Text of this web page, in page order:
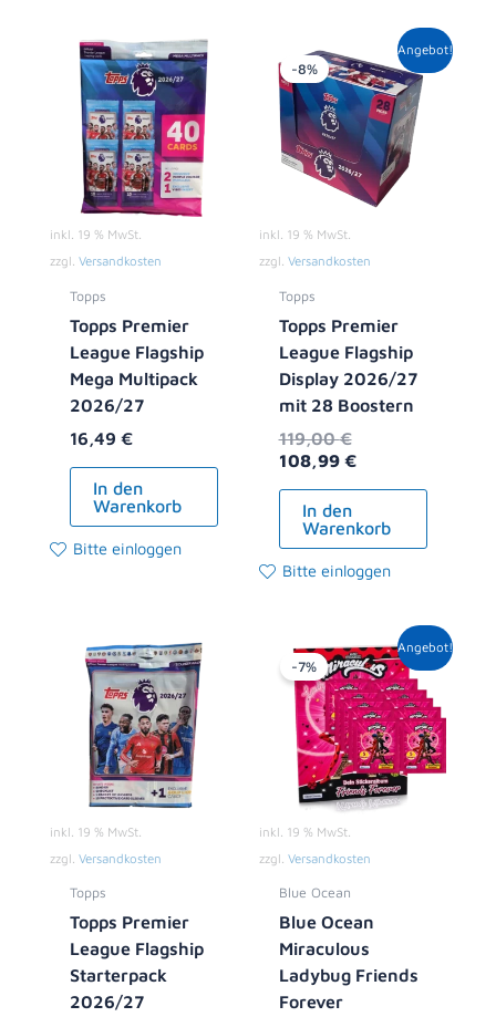
inkl. 19 % MwSt.
zzgl. Versandkosten
Topps
Topps Premier
League Flagship
Mega Multipack
2026/27
16,49 €
In den
Warenkorb
Bitte einloggen
Angebot!
-8%
inkl. 19 % MwSt.
zzgl. Versandkosten
Topps
Topps Premier
League Flagship
Display 2026/27
mit 28 Boostern
119,00€
Ursprünglicher
Preis
war:
119,00 €
108,99 €
Aktueller
Preis
ist:
108,99 €.
In den
Warenkorb
Bitte einloggen
inkl. 19 % MwSt.
zzgl. Versandkosten
Topps
Topps Premier
League Flagship
Starterpack
2026/27
Angebot!
-7%
inkl. 19 % MwSt.
zzgl. Versandkosten
Blue Ocean
Blue Ocean
Miraculous
Ladybug Friends
Forever
Ursprünglicher
Preis
war:
13,90 €
Aktueller
Preis
ist:
12,99 €.